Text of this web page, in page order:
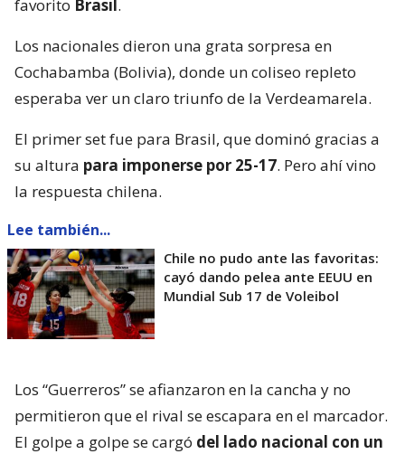
favorito Brasil.
Los nacionales dieron una grata sorpresa en
Cochabamba (Bolivia), donde un coliseo repleto
esperaba ver un claro triunfo de la Verdeamarela.
El primer set fue para Brasil, que dominó gracias a
su altura para imponerse por 25-17. Pero ahí vino
la respuesta chilena.
Lee también...
Chile no pudo ante las favoritas:
cayó dando pelea ante EEUU en
Mundial Sub 17 de Voleibol
Los “Guerreros” se afianzaron en la cancha y no
permitieron que el rival se escapara en el marcador.
El golpe a golpe se cargó del lado nacional con un